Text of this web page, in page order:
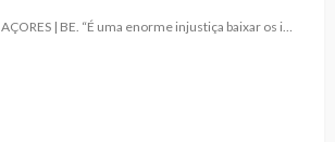
AÇORES | BE. “É uma enorme injustiça baixar os impostos às empresas que estão a ter lucros com a inflação em vez de apoiar quem está a ter dificuldades”